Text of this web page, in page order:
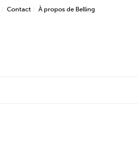
Contact À propos de Belling